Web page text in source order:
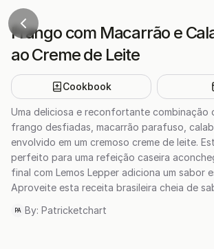
Frango com Macarrão e
ao Creme de Leite
Cookbook
Uma deliciosa e reconfortante combinação
frango desfiadas, macarrão parafuso,
envolvido em um cremoso creme de leite.
perfeito para uma refeição caseira
final com Lemos Lepper adiciona um sabor
Aproveite esta receita brasileira cheia de
PA By: Patricketchart